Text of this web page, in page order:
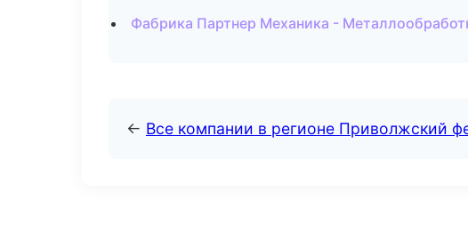
Фабрика Партнер Механика -
← Все компании в регионе Приволжский